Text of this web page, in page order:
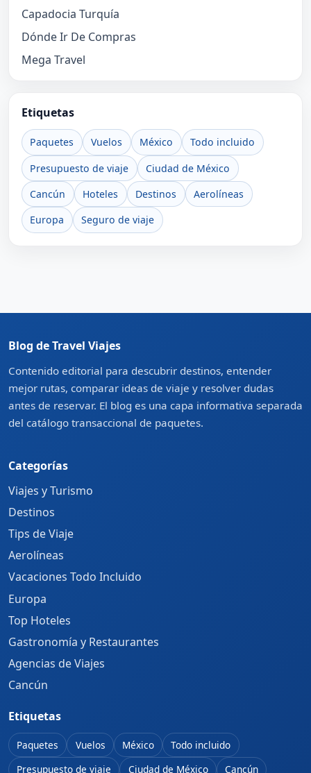
Capadocia Turquía
Dónde Ir De Compras
Mega Travel
Etiquetas
Paquetes Vuelos México
Todo incluido
Presupuesto de viaje
Ciudad de México
Cancún
Hoteles Destinos
Aerolíneas
Europa
Seguro de viaje
Blog de Travel Viajes
Contenido editorial para descubrir destinos, entender
mejor rutas, comparar ideas de viaje y resolver dudas
antes de reservar. El blog es una capa informativa separada
del catálogo transaccional de paquetes.
Categorías
Viajes y Turismo
Destinos
Tips de Viaje
Aerolíneas
Vacaciones Todo Incluido
Europa
Top Hoteles
Gastronomía y Restaurantes
Agencias de Viajes
Cancún
Etiquetas
Paquetes Vuelos México
Todo incluido
Presupuesto de viaje
Ciudad de México Cancún